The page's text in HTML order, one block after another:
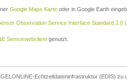
Google Maps Karte oder in Google Earth
Observation Service Interface Standard 2.0
Sensorwebclient genutzt.
Echtzeitdateninfrastruktur (EDIS)